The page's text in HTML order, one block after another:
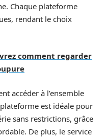
Chaque plateforme
rendant le choix
comment regarder
accéder à l’ensemble
est idéale pour
sans restrictions, grâce
De plus, le service